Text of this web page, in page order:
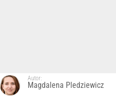
Autor:
Magdalena Pledziewicz